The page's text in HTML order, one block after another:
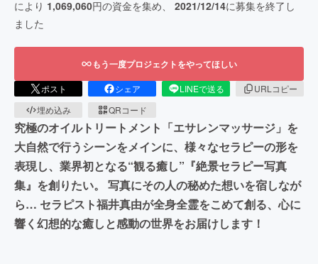
により 1,069,060円の資金を集め、 2021/12/14に募集を終了し
ました
もう一度プロジェクトをやってほしい
ポスト シェア LINEで送る
URLコピー
埋め込み
QRコード
究極のオイルトリートメント「エサレンマッサージ」を
大自然で行うシーンをメインに、様々なセラピーの形を
表現し、業界初となる“観る癒し”『絶景セラピー写真
集』を創りたい。 写真にその人の秘めた想いを宿しなが
ら… セラピスト福井真由が全身全霊をこめて創る、心に
響く幻想的な癒しと感動の世界をお届けします！